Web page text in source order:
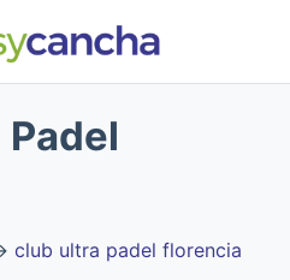
club ultra padel florencia